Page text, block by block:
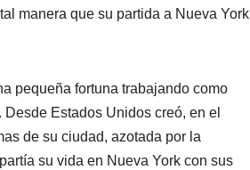
manera que su partida a Nueva York
pequeña fortuna trabajando como
Estados Unidos creó, en el
de su ciudad, azotada por la
su vida en Nueva York con sus